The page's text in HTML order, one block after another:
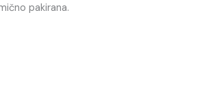
pakirana.